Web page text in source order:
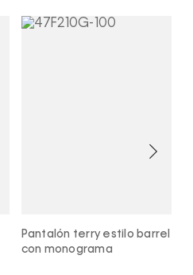
Pantalón terry estilo barrel
con monograma